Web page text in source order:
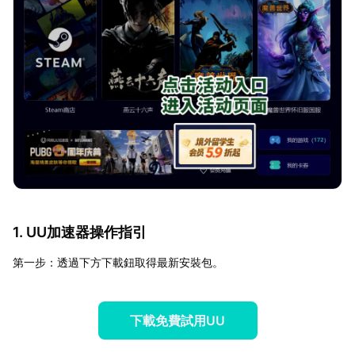
1. UU加速器操作指引
第一步：透過下方下載鈕取得最新安裝包。
下載免費試用UU